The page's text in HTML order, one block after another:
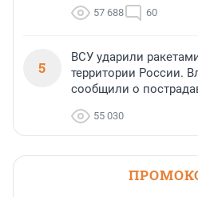
57 688 60
5
ВСУ ударили
территории России.
сообщили о
55 030